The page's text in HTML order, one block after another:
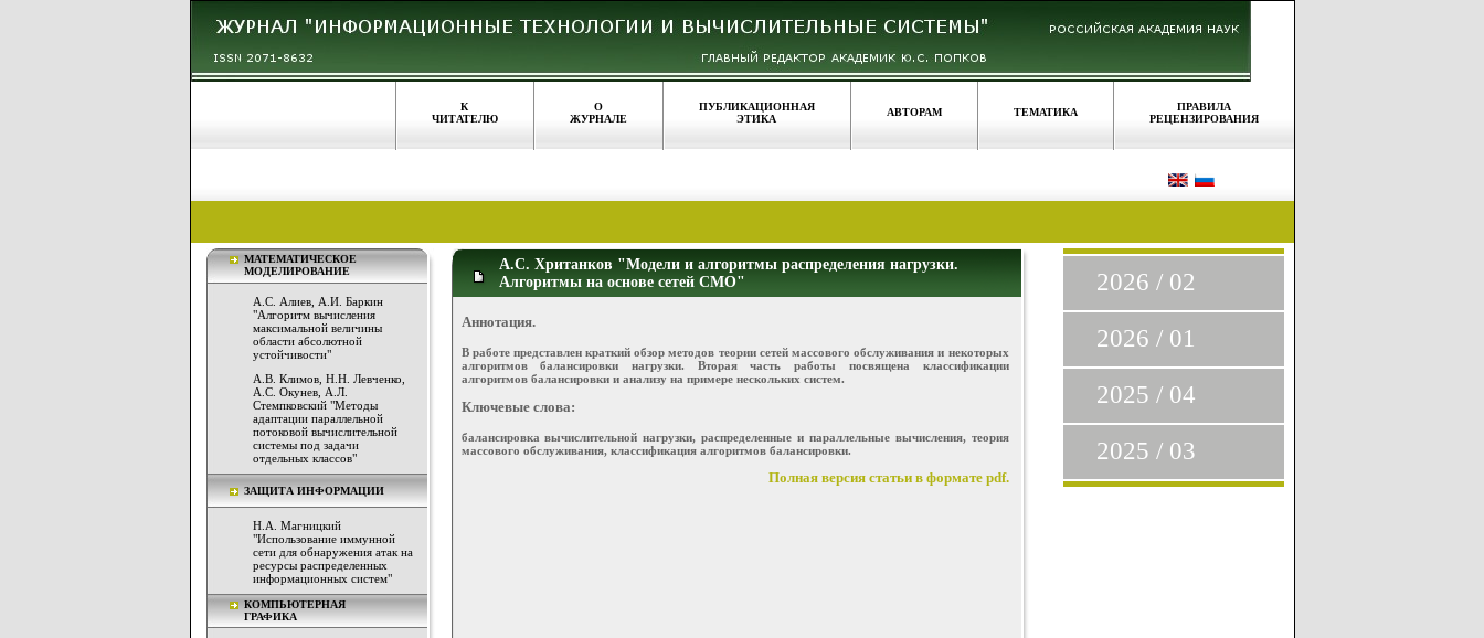
К
ЧИТАТЕЛЮ
О
ЖУРНАЛЕ
ПУБЛИКАЦИОННАЯ
ЭТИКА
АВТОРАМ ТЕМАТИКА
ПРАВИЛА
РЕЦЕНЗИРОВАНИЯ
МАТЕМАТИЧЕСКОЕ
МОДЕЛИРОВАНИЕ
А.С. Алиев, А.И. Баркин
"Алгоритм вычисления
максимальной величины
области абсолютной
устойчивости"
А.В. Климов, Н.Н. Левченко,
А.С. Окунев, А.Л.
Стемпковский "Методы
адаптации параллельной
потоковой вычислительной
системы под задачи
отдельных классов"
ЗАЩИТА ИНФОРМАЦИИ
Н.А. Магницкий
"Использование иммунной
сети для обнаружения атак на
ресурсы распределенных
информационных систем"
КОМПЬЮТЕРНАЯ
ГРАФИКА
А.С. Хританков "Модели и алгоритмы распределения нагрузки.
Алгоритмы на основе сетей СМО"
Аннотация.
В работе представлен краткий обзор методов теории сетей массового обслуживания и некоторых
алгоритмов балансировки нагрузки. Вторая часть работы посвящена классификации
алгоритмов балансировки и анализу на примере нескольких систем.
Ключевые слова:
балансировка вычислительной нагрузки, распределенные и параллельные вычисления, теория
массового обслуживания, классификация алгоритмов балансировки.
Полная версия статьи в формате pdf.
2026 / 02
2026 / 01
2025 / 04
2025 / 03